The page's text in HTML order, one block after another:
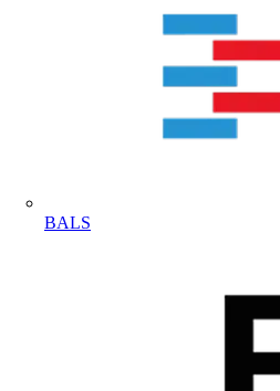
BALS